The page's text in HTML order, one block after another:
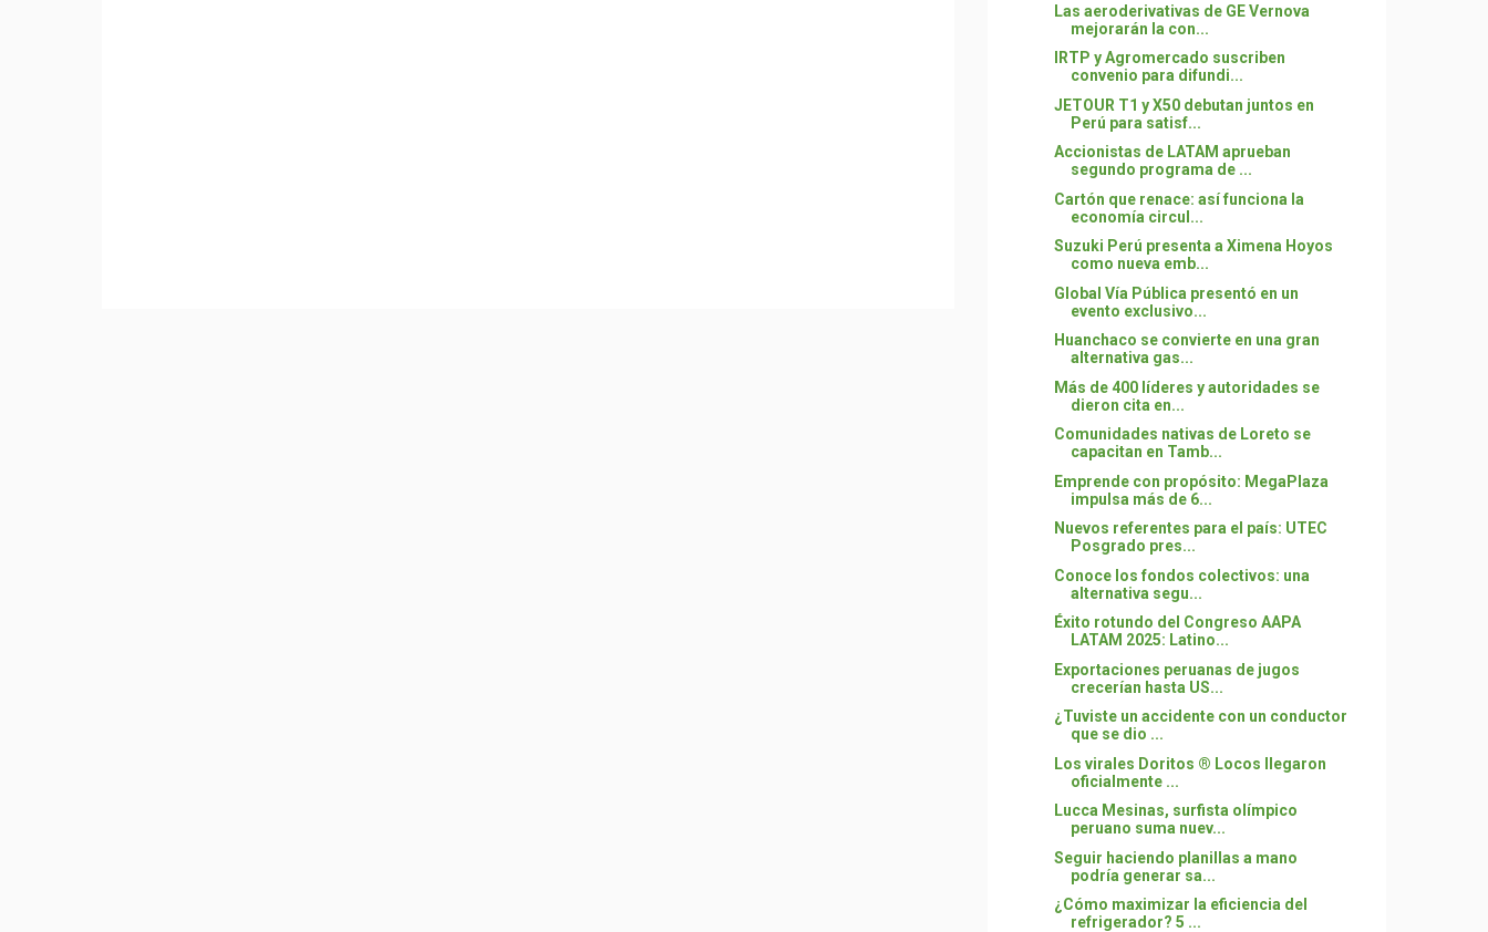
Las aeroderivativas de GE Vernova
mejorarán la con...
IRTP y Agromercado suscriben
convenio para difundi...
JETOUR T1 y X50 debutan juntos en
Perú para satisf...
Accionistas de LATAM aprueban
segundo programa de ...
Cartón que renace: así funciona la
economía circul...
Suzuki Perú presenta a Ximena Hoyos
como nueva emb...
Global Vía Pública presentó en un
evento exclusivo...
Huanchaco se convierte en una gran
alternativa gas...
Más de 400 líderes y autoridades se
dieron cita en...
Comunidades nativas de Loreto se
capacitan en Tamb...
Emprende con propósito: MegaPlaza
impulsa más de 6...
Nuevos referentes para el país: UTEC
Posgrado pres...
Conoce los fondos colectivos: una
alternativa segu...
Éxito rotundo del Congreso AAPA
LATAM 2025: Latino...
Exportaciones peruanas de jugos
crecerían hasta US...
¿Tuviste un accidente con un conductor
que se dio ...
Los virales Doritos ® Locos llegaron
oficialmente ...
Lucca Mesinas, surfista olímpico
peruano suma nuev...
Seguir haciendo planillas a mano
podría generar sa...
¿Cómo maximizar la eficiencia del
refrigerador? 5 ...